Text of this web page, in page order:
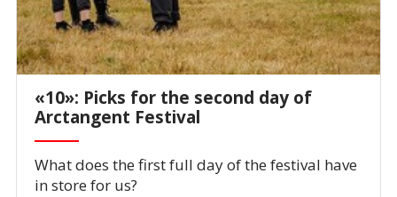
«10»: Picks for the second day of
Arctangent Festival
What does the first full day of the festival have
in store for us?